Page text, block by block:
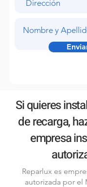
Si quieres
de recarga,
empresa
Reparlux es
autorizada por el